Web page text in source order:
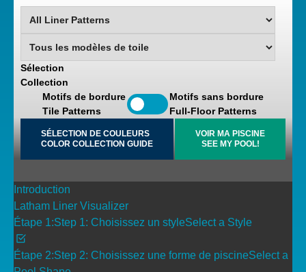
SÉLECTION DE COULEURS
COLOR COLLECTION GUIDE
Sélection
Collection
Motifs de bordure
Tile Patterns
Motifs sans bordure
Full-Floor Patterns
VOIR MA PISCINE
SEE MY POOL!
Introduction
Latham Liner Visualizer
Étape 1:Step 1: Choisissez un styleSelect a Style
Étape 2:Step 2: Choisissez une forme de piscineSelect a